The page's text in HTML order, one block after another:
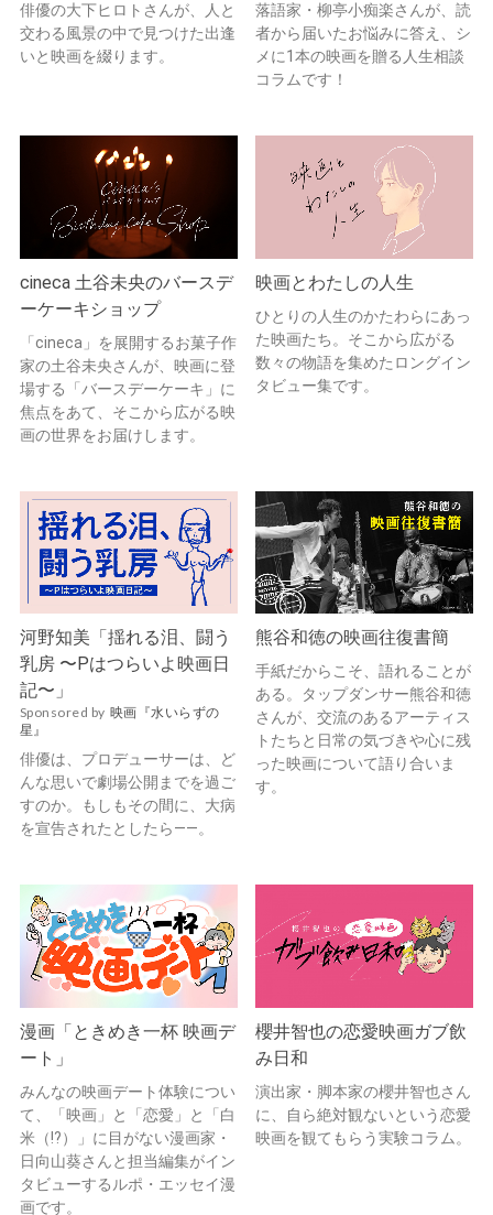
俳優の大下ヒロトさんが、人と
交わる風景の中で見つけた出逢
いと映画を綴ります。
落語家・柳亭小痴楽さんが、読
者から届いたお悩みに答え、シ
メに1本の映画を贈る人生相談
コラムです！
cineca 土谷未央のバースデ
ーケーキショップ
「cineca」を展開するお菓子作
家の土谷未央さんが、映画に登
場する「バースデーケーキ」に
焦点をあて、そこから広がる映
画の世界をお届けします。
映画とわたしの人生
ひとりの人生のかたわらにあっ
た映画たち。そこから広がる
数々の物語を集めたロングイン
タビュー集です。
河野知美「揺れる泪、闘う
乳房 〜Pはつらいよ映画日
記〜」
Sponsored by 映画『水いらずの
星』
俳優は、プロデューサーは、ど
んな思いで劇場公開までを過ご
すのか。もしもその間に、大病
を宣告されたとしたら——。
熊谷和徳の映画往復書簡
手紙だからこそ、語れることが
ある。タップダンサー熊谷和徳
さんが、交流のあるアーティス
トたちと日常の気づきや心に残
った映画について語り合いま
す。
漫画「ときめき一杯 映画デ
ート」
みんなの映画デート体験につい
て、「映画」と「恋愛」と「白
米（!?）」に目がない漫画家・
日向山葵さんと担当編集がイン
タビューするルポ・エッセイ漫
画です。
櫻井智也の恋愛映画ガブ飲
み日和
演出家・脚本家の櫻井智也さん
に、自ら絶対観ないという恋愛
映画を観てもらう実験コラム。